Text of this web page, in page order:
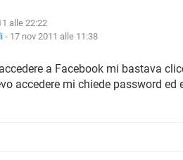
alle 22:22
- 17 nov 2011 alle 11:38
a Facebook mi bastava
accedere mi chiede password